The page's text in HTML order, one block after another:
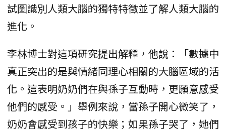
試圖識別人類大腦的獨特特徵並了解人類大腦的
進化。
李林博士對這項研究提出解釋，他說：「數據中
真正突出的是與情緒同理心相關的大腦區域的活
化。這表明奶奶們在與孫子互動時，更願意感受
他們的感受。」舉例來說，當孫子開心微笑了，
奶奶會感受到孩子的快樂；如果孫子哭了，她們